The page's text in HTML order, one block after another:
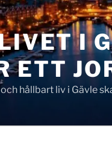
I
ETT
hållbart liv i Gävle